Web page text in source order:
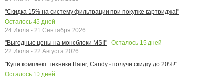
"Скидка 15% на систему фильтрации при покупке картриджа!"
Осталось 45 дней
24 Июля - 21 Сентября 2026
"Выгодные цены на моноблоки MSI!"
Осталось 15 дней
22 Июля - 22 Августа 2026
"Купи комплект техники Haier, Candy - получи скидку до 20%!"
Осталось 10 дней